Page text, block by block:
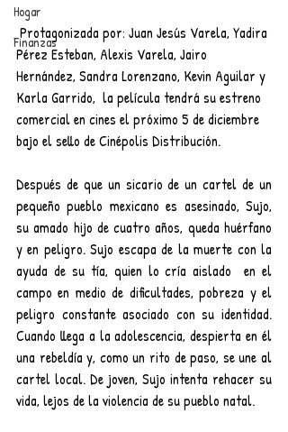
Hogar
Finanzas
Pérez Esteban, Alexis Varela, Jairo
Hernández, Sandra Lorenzano, Kevin Aguilar y
Karla Garrido,  la película tendrá su estreno
comercial en cines el próximo 5 de diciembre
bajo el sello de Cinépolis Distribución.
Después de que un sicario de un cartel de un
pequeño pueblo mexicano es asesinado, Sujo,
su amado hijo de cuatro años, queda huérfano
y en peligro. Sujo escapa de la muerte con la
ayuda de su tía, quien lo cría aislado  en el
campo en medio de dificultades, pobreza y el
peligro constante asociado con su identidad.
Cuando llega a la adolescencia, despierta en él
una rebeldía y, como un rito de paso, se une al
cartel local. De joven, Sujo intenta rehacer su
vida, lejos de la violencia de su pueblo natal.